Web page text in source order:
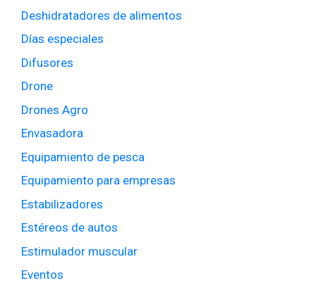
Deshidratadores de alimentos
Días especiales
Difusores
Drone
Drones Agro
Envasadora
Equipamiento de pesca
Equipamiento para empresas
Estabilizadores
Estéreos de autos
Estimulador muscular
Eventos